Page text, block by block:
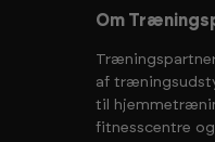
Om
af
til
fitnesscentre